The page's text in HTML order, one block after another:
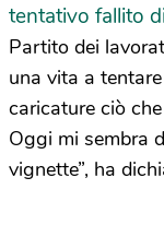
tentativo fallito
Partito dei
una vita a
caricature ciò
Oggi mi sembra
vignette”, ha